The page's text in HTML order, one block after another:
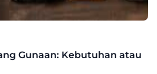
Gunaan: Kebutuhan atau